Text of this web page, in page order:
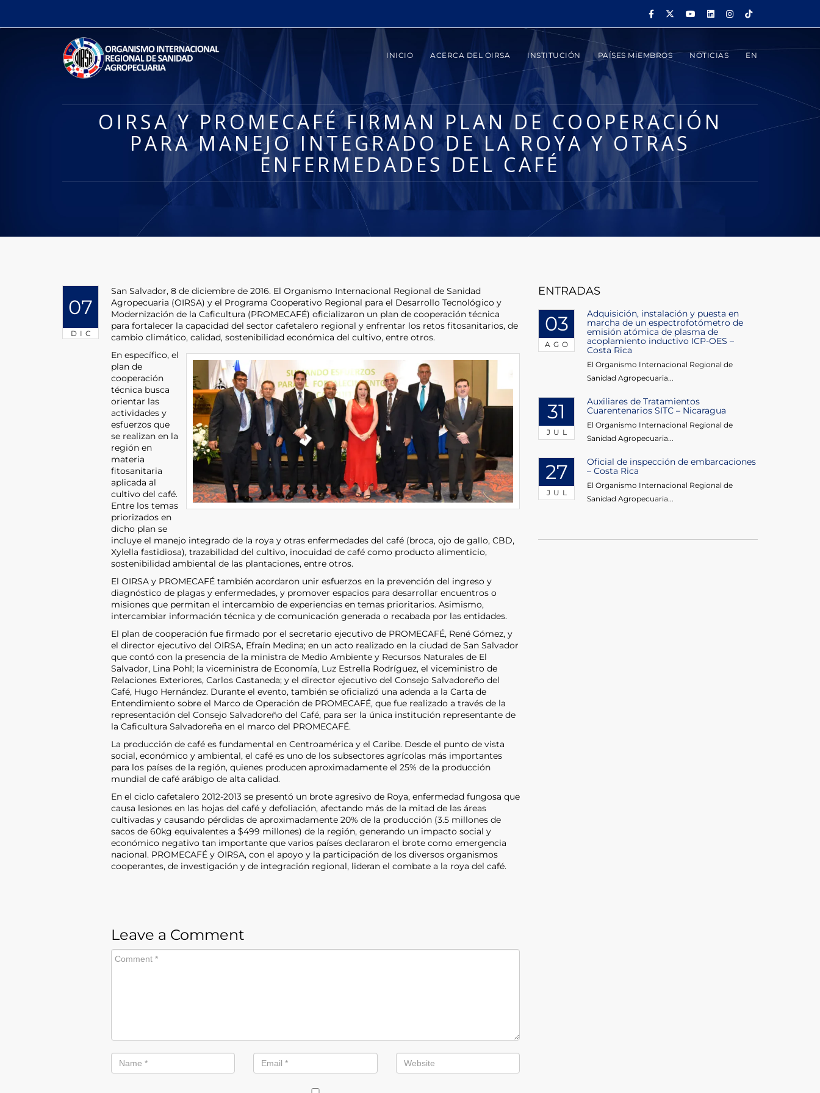
INICIO ACERCA DEL OIRSA INSTITUCIÓN PAÍSES MIEMBROS NOTICIAS EN
OIRSA Y PROMECAFÉ FIRMAN PLAN DE COOPERACIÓN
PARA MANEJO INTEGRADO DE LA ROYA Y OTRAS
ENFERMEDADES DEL CAFÉ
07
DIC
San Salvador, 8 de diciembre de 2016. El Organismo Internacional Regional de Sanidad
Agropecuaria (OIRSA) y el Programa Cooperativo Regional para el Desarrollo Tecnológico y
Modernización de la Caficultura (PROMECAFÉ) oficializaron un plan de cooperación técnica
para fortalecer la capacidad del sector cafetalero regional y enfrentar los retos fitosanitarios, de
cambio climático, calidad, sostenibilidad económica del cultivo, entre otros.
En específico, el
plan de
cooperación
técnica busca
orientar las
actividades y
esfuerzos que
se realizan en la
región en
materia
fitosanitaria
aplicada al
cultivo del café.
Entre los temas
priorizados en
dicho plan se
incluye el manejo integrado de la roya y otras enfermedades del café (broca, ojo de gallo, CBD,
Xylella fastidiosa), trazabilidad del cultivo, inocuidad de café como producto alimenticio,
sostenibilidad ambiental de las plantaciones, entre otros.
El OIRSA y PROMECAFÉ también acordaron unir esfuerzos en la prevención del ingreso y
diagnóstico de plagas y enfermedades, y promover espacios para desarrollar encuentros o
misiones que permitan el intercambio de experiencias en temas prioritarios. Asimismo,
intercambiar información técnica y de comunicación generada o recabada por las entidades.
El plan de cooperación fue firmado por el secretario ejecutivo de PROMECAFÉ, René Gómez, y
el director ejecutivo del OIRSA, Efraín Medina; en un acto realizado en la ciudad de San Salvador
que contó con la presencia de la ministra de Medio Ambiente y Recursos Naturales de El
Salvador, Lina Pohl; la viceministra de Economía, Luz Estrella Rodríguez, el viceministro de
Relaciones Exteriores, Carlos Castaneda; y el director ejecutivo del Consejo Salvadoreño del
Café, Hugo Hernández. Durante el evento, también se oficializó una adenda a la Carta de
Entendimiento sobre el Marco de Operación de PROMECAFÉ, que fue realizado a través de la
representación del Consejo Salvadoreño del Café, para ser la única institución representante de
la Caficultura Salvadoreña en el marco del PROMECAFÉ.
La producción de café es fundamental en Centroamérica y el Caribe. Desde el punto de vista
social, económico y ambiental, el café es uno de los subsectores agrícolas más importantes
para los países de la región, quienes producen aproximadamente el 25% de la producción
mundial de café arábigo de alta calidad.
En el ciclo cafetalero 2012-2013 se presentó un brote agresivo de Roya, enfermedad fungosa que
causa lesiones en las hojas del café y defoliación, afectando más de la mitad de las áreas
cultivadas y causando pérdidas de aproximadamente 20% de la producción (3.5 millones de
sacos de 60kg equivalentes a $499 millones) de la región, generando un impacto social y
económico negativo tan importante que varios países declararon el brote como emergencia
nacional. PROMECAFÉ y OIRSA, con el apoyo y la participación de los diversos organismos
cooperantes, de investigación y de integración regional, lideran el combate a la roya del café.
Leave a Comment
ENTRADAS
03
AGO
Adquisición, instalación y puesta en
marcha de un espectrofotómetro de
emisión atómica de plasma de
acoplamiento inductivo ICP-OES –
Costa Rica
El Organismo Internacional Regional de
Sanidad Agropecuaria...
31
JUL
Auxiliares de Tratamientos
Cuarentenarios SITC – Nicaragua
El Organismo Internacional Regional de
Sanidad Agropecuaria...
27
JUL
Oficial de inspección de embarcaciones
– Costa Rica
El Organismo Internacional Regional de
Sanidad Agropecuaria...